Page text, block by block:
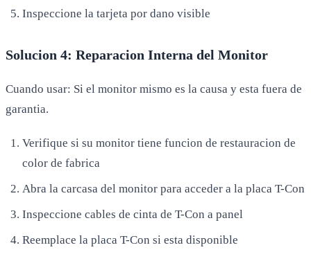
Inspeccione la tarjeta por dano visible
Solucion 4: Reparacion Interna del Monitor
Cuando usar: Si el monitor mismo es la causa y esta fuera de
garantia.
Verifique si su monitor tiene funcion de restauracion de
color de fabrica
Abra la carcasa del monitor para acceder a la placa T-Con
Inspeccione cables de cinta de T-Con a panel
Reemplace la placa T-Con si esta disponible